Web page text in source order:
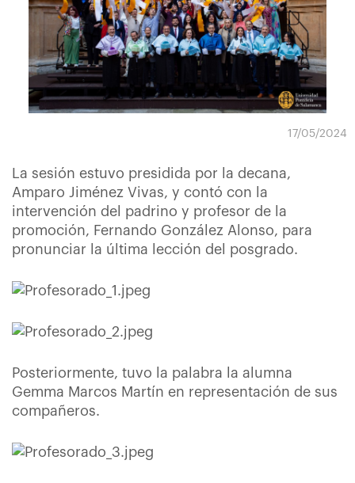
17/05/2024
La sesión estuvo presidida por la decana,
Amparo Jiménez Vivas, y contó con la
intervención del padrino y profesor de la
promoción, Fernando González Alonso, para
pronunciar la última lección del posgrado.
Posteriormente, tuvo la palabra la alumna
Gemma Marcos Martín en representación de sus
compañeros.